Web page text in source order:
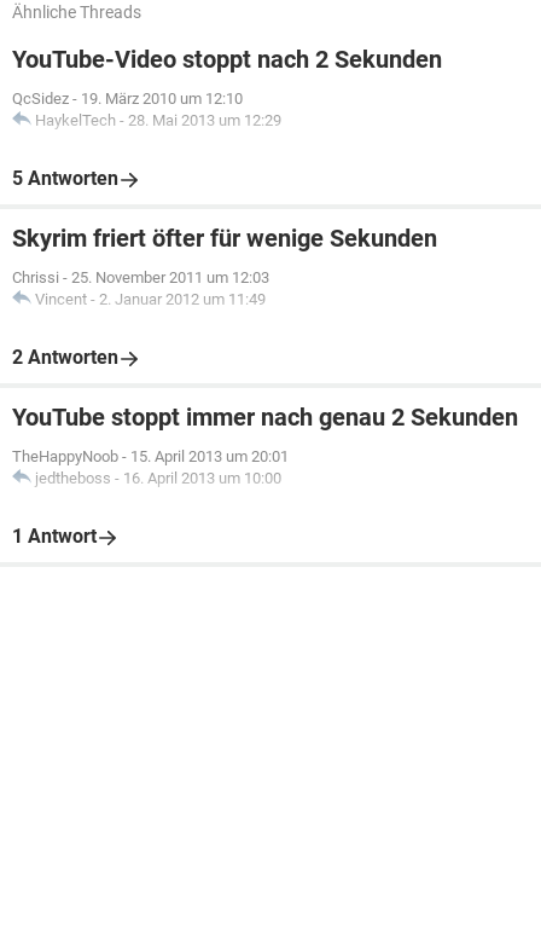
Ähnliche Threads
YouTube-Video stoppt nach 2 Sekunden
QcSidez - 19. März 2010 um 12:10
HaykelTech - 28. Mai 2013 um 12:29
5 Antworten
Skyrim friert öfter für wenige Sekunden
Chrissi - 25. November 2011 um 12:03
Vincent - 2. Januar 2012 um 11:49
2 Antworten
YouTube stoppt immer nach genau 2 Sekunden
TheHappyNoob - 15. April 2013 um 20:01
jedtheboss - 16. April 2013 um 10:00
1 Antwort